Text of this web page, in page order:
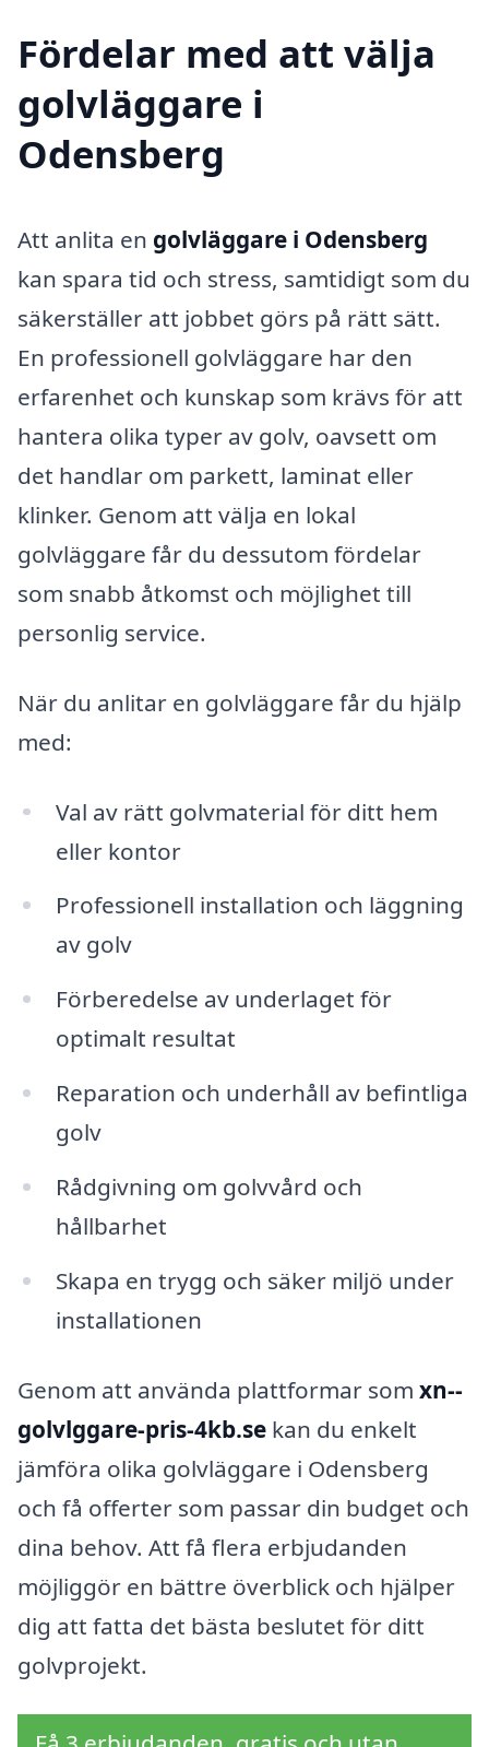
Fördelar med att välja
golvläggare i
Odensberg
Att anlita en golvläggare i Odensberg
kan spara tid och stress, samtidigt som du
säkerställer att jobbet görs på rätt sätt.
En professionell golvläggare har den
erfarenhet och kunskap som krävs för att
hantera olika typer av golv, oavsett om
det handlar om parkett, laminat eller
klinker. Genom att välja en lokal
golvläggare får du dessutom fördelar
som snabb åtkomst och möjlighet till
personlig service.
När du anlitar en golvläggare får du hjälp
med:
Val av rätt golvmaterial för ditt hem
eller kontor
Professionell installation och läggning
av golv
Förberedelse av underlaget för
optimalt resultat
Reparation och underhåll av befintliga
golv
Rådgivning om golvvård och
hållbarhet
Skapa en trygg och säker miljö under
installationen
Genom att använda plattformar som xn--
golvlggare-pris-4kb.se kan du enkelt
jämföra olika golvläggare i Odensberg
och få offerter som passar din budget och
dina behov. Att få flera erbjudanden
möjliggör en bättre överblick och hjälper
dig att fatta det bästa beslutet för ditt
golvprojekt.